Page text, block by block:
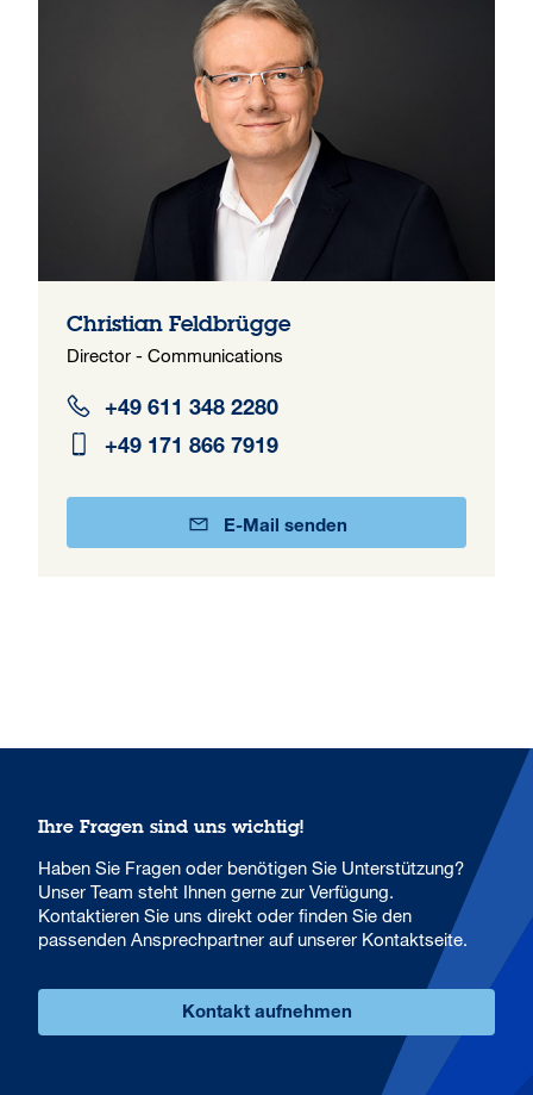
Christian Feldbrügge
Director - Communications
+49 611 348 2280
+49 171 866 7919
E-Mail senden
Ihre Fragen sind uns wichtig!
Haben Sie Fragen oder benötigen Sie Unterstützung?
Unser Team steht Ihnen gerne zur Verfügung.
Kontaktieren Sie uns direkt oder finden Sie den
passenden Ansprechpartner auf unserer Kontaktseite.
Kontakt aufnehmen